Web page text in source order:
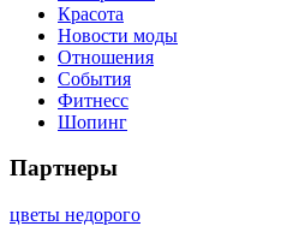
Красота
Новости моды
Отношения
События
Фитнесс
Шопинг
Партнеры
цветы недорого